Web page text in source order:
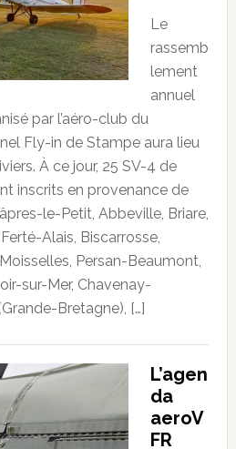
Le
rassemb
lement
annuel
par l’aéro-club du
Fly-in de Stampe aura lieu
À ce jour, 25 SV-4 de
inscrits en provenance de
le-Petit, Abbeville, Briare,
Alais, Biscarrosse,
Persan-Beaumont,
sur-Mer, Chavenay-
Bretagne), […]
L’agen
da
aeroV
FR